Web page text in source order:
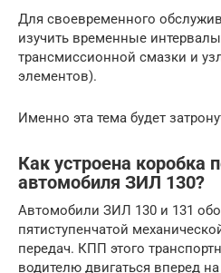
Для своевременного
изучить временные
трансмиссионной смазки и
элементов).
Именно эта тема будет
Как устроена коробка
автомобиля ЗИЛ 130?
Автомобили ЗИЛ 130 и 131
пятиступенчатой
передач. КПП этого
водителю двигаться вперед